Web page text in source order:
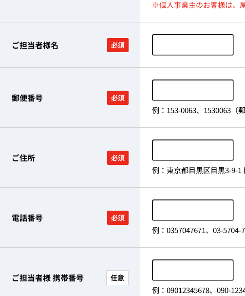
※個人事業主のお客様は、
ご担当者様名 必須
郵便番号 必須
例：153-0063、1530063（
ご住所 必須
例：東京都目黒区目黒3-9-1
電話番号 必須
例：0357047671、03-5704-
ご担当者様 携帯番号 任意
例：09012345678、090-